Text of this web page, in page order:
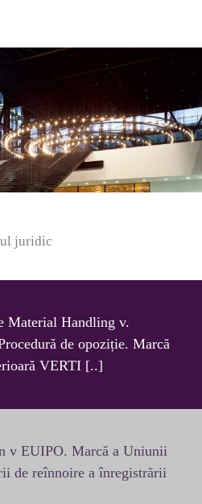
juridic
Material Handling v.
de opoziție. Marcă
VERTI [..]
v EUIPO. Marcă a Uniunii
de reînnoire a înregistrării